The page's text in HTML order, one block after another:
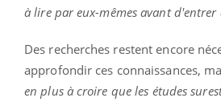
à lire par eux-mêmes avant d'entrer
Des recherches restent encore
approfondir ces connaissances,
en plus à croire que les études